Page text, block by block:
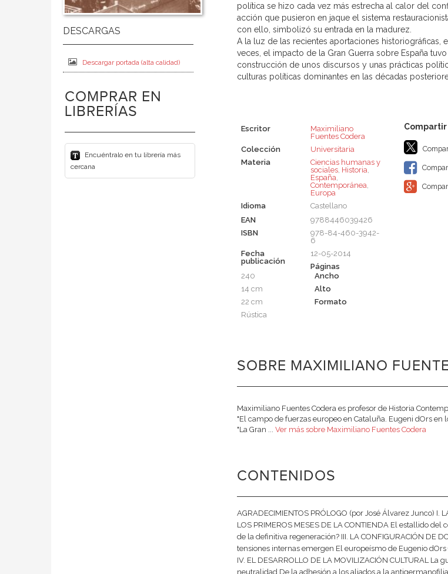
Descargar portada (alta calidad)
COMPRAR EN
LIBRERÍAS
Encuéntralo en tu librería más
cercana
política se hizo cada vez más estrecha al calor del
acción que pusieron en jaque el sistema
con ello, simbolizó su entrada en la madurez.
A la luz de las recientes aportaciones historiográficas,
veces, el impacto de la Gran Guerra sobre España
construcción de unos discursos y unas prácticas
culturas políticas dominantes en las décadas
Escritor
Maximiliano
Fuentes Codera
Colección
Universitaria
Materia
Ciencias humanas y
sociales, Historia,
España,
Contemporánea,
Europa
Idioma
Castellano
EAN
9788446039426
ISBN
978-84-460-3942-
6
Fecha
publicación
12-05-2014
Páginas
240
Ancho
14 cm
Alto
22 cm
Formato
Rústica
SOBRE MAXIMILIANO
Maximiliano Fuentes Codera es profesor de Historia
"El campo de fuerzas europeo en Cataluña. Eugeni dOrs
"La Gran ... Ver más sobre Maximiliano Fuentes Codera
CONTENIDOS
AGRADECIMIENTOS PRÓLOGO (por José Álvarez Junco) I.
LOS PRIMEROS MESES DE LA CONTIENDA El estallido
de la definitiva regeneración? III. LA CONFIGURACIÓN DE
tensiones internas emergen El europeísmo de Eugenio
IV. EL DESARROLLO DE LA MOVILIZACIÓN CULTURAL
neutralidad De la adhesión a los aliados a la antigermanofilia